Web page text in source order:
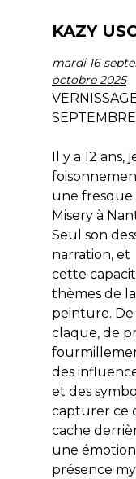
KAZY
mardi 16
octobre 2025
SEPTEMBRE
Il y a 12 ans,
une fresque
Misery à
Seul son
narration, et
cette
thèmes de la
peinture.
claque, de
des
et des
capturer ce
cache
une
présence